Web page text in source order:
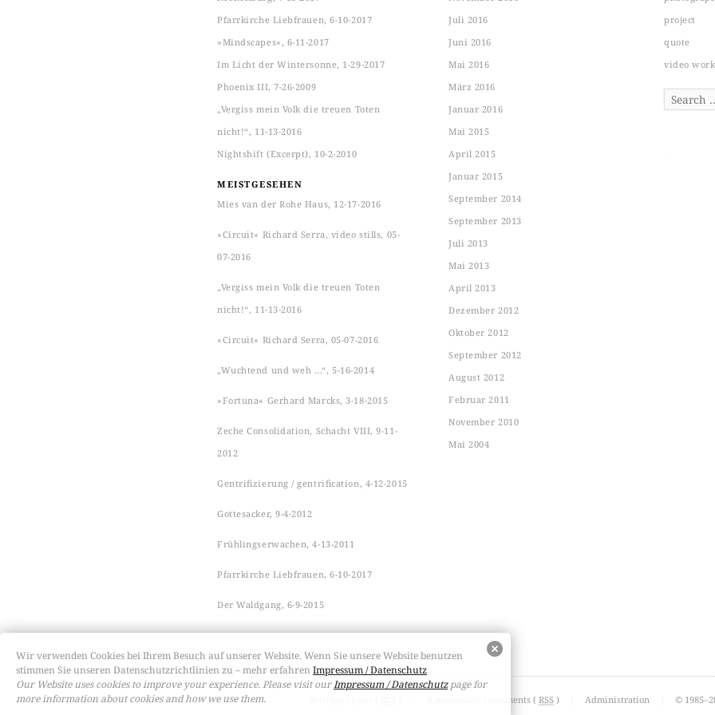
Pfarrkirche Liebfrauen, 6-10-2017
»Mindscapes«, 6-11-2017
Im Licht der Wintersonne, 1-29-2017
Phoenix III, 7-26-2009
„Vergiss mein Volk die treuen Toten
nicht!“, 11-13-2016
Nightshift (Excerpt), 10-2-2010
MEISTGESEHEN
Mies van der Rohe Haus, 12-17-2016
»Circuit« Richard Serra, video stills, 05-
07-2016
„Vergiss mein Volk die treuen Toten
nicht!“, 11-13-2016
»Circuit« Richard Serra, 05-07-2016
„Wuchtend und weh …“, 5-16-2014
»Fortuna« Gerhard Marcks, 3-18-2015
Zeche Consolidation, Schacht VIII, 9-11-
2012
Gentrifizierung / gentrification, 4-12-2015
Gottesacker, 9-4-2012
Frühlingserwachen, 4-13-2011
Pfarrkirche Liebfrauen, 6-10-2017
Der Waldgang, 6-9-2015
Juli 2016
Juni 2016
Mai 2016
März 2016
Januar 2016
Mai 2015
April 2015
Januar 2015
September 2014
September 2013
Juli 2013
Mai 2013
April 2013
Dezember 2012
Oktober 2012
September 2012
August 2012
Februar 2011
November 2010
Mai 2004
project
quote
video work
Search
Kommentare / comments ( RSS ) Administration ©
Wir verwenden Cookies bei Ihrem Besuch auf unserer Website. Wenn Sie unsere Website benutzen
stimmen Sie unseren Datenschutzrichtlinien zu – mehr erfahren Impressum / Datenschutz
Our Website uses cookies to improve your experience. Please visit ourImpressum / Datenschutzpage for
more information about cookies and how we use them.